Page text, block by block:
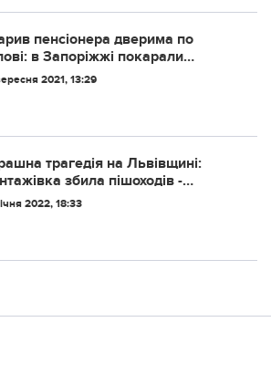
пенсіонера дверима по
в Запоріжжі покарали
перевізника, маршрутчик
2021, 13:29
трагедія на Львівщині:
збила пішоходів -
помер на місці, дівчина
2022, 18:33